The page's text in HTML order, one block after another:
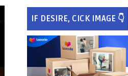
IF DESIRE, CICK IMAGE 👇